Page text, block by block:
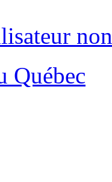
Québec